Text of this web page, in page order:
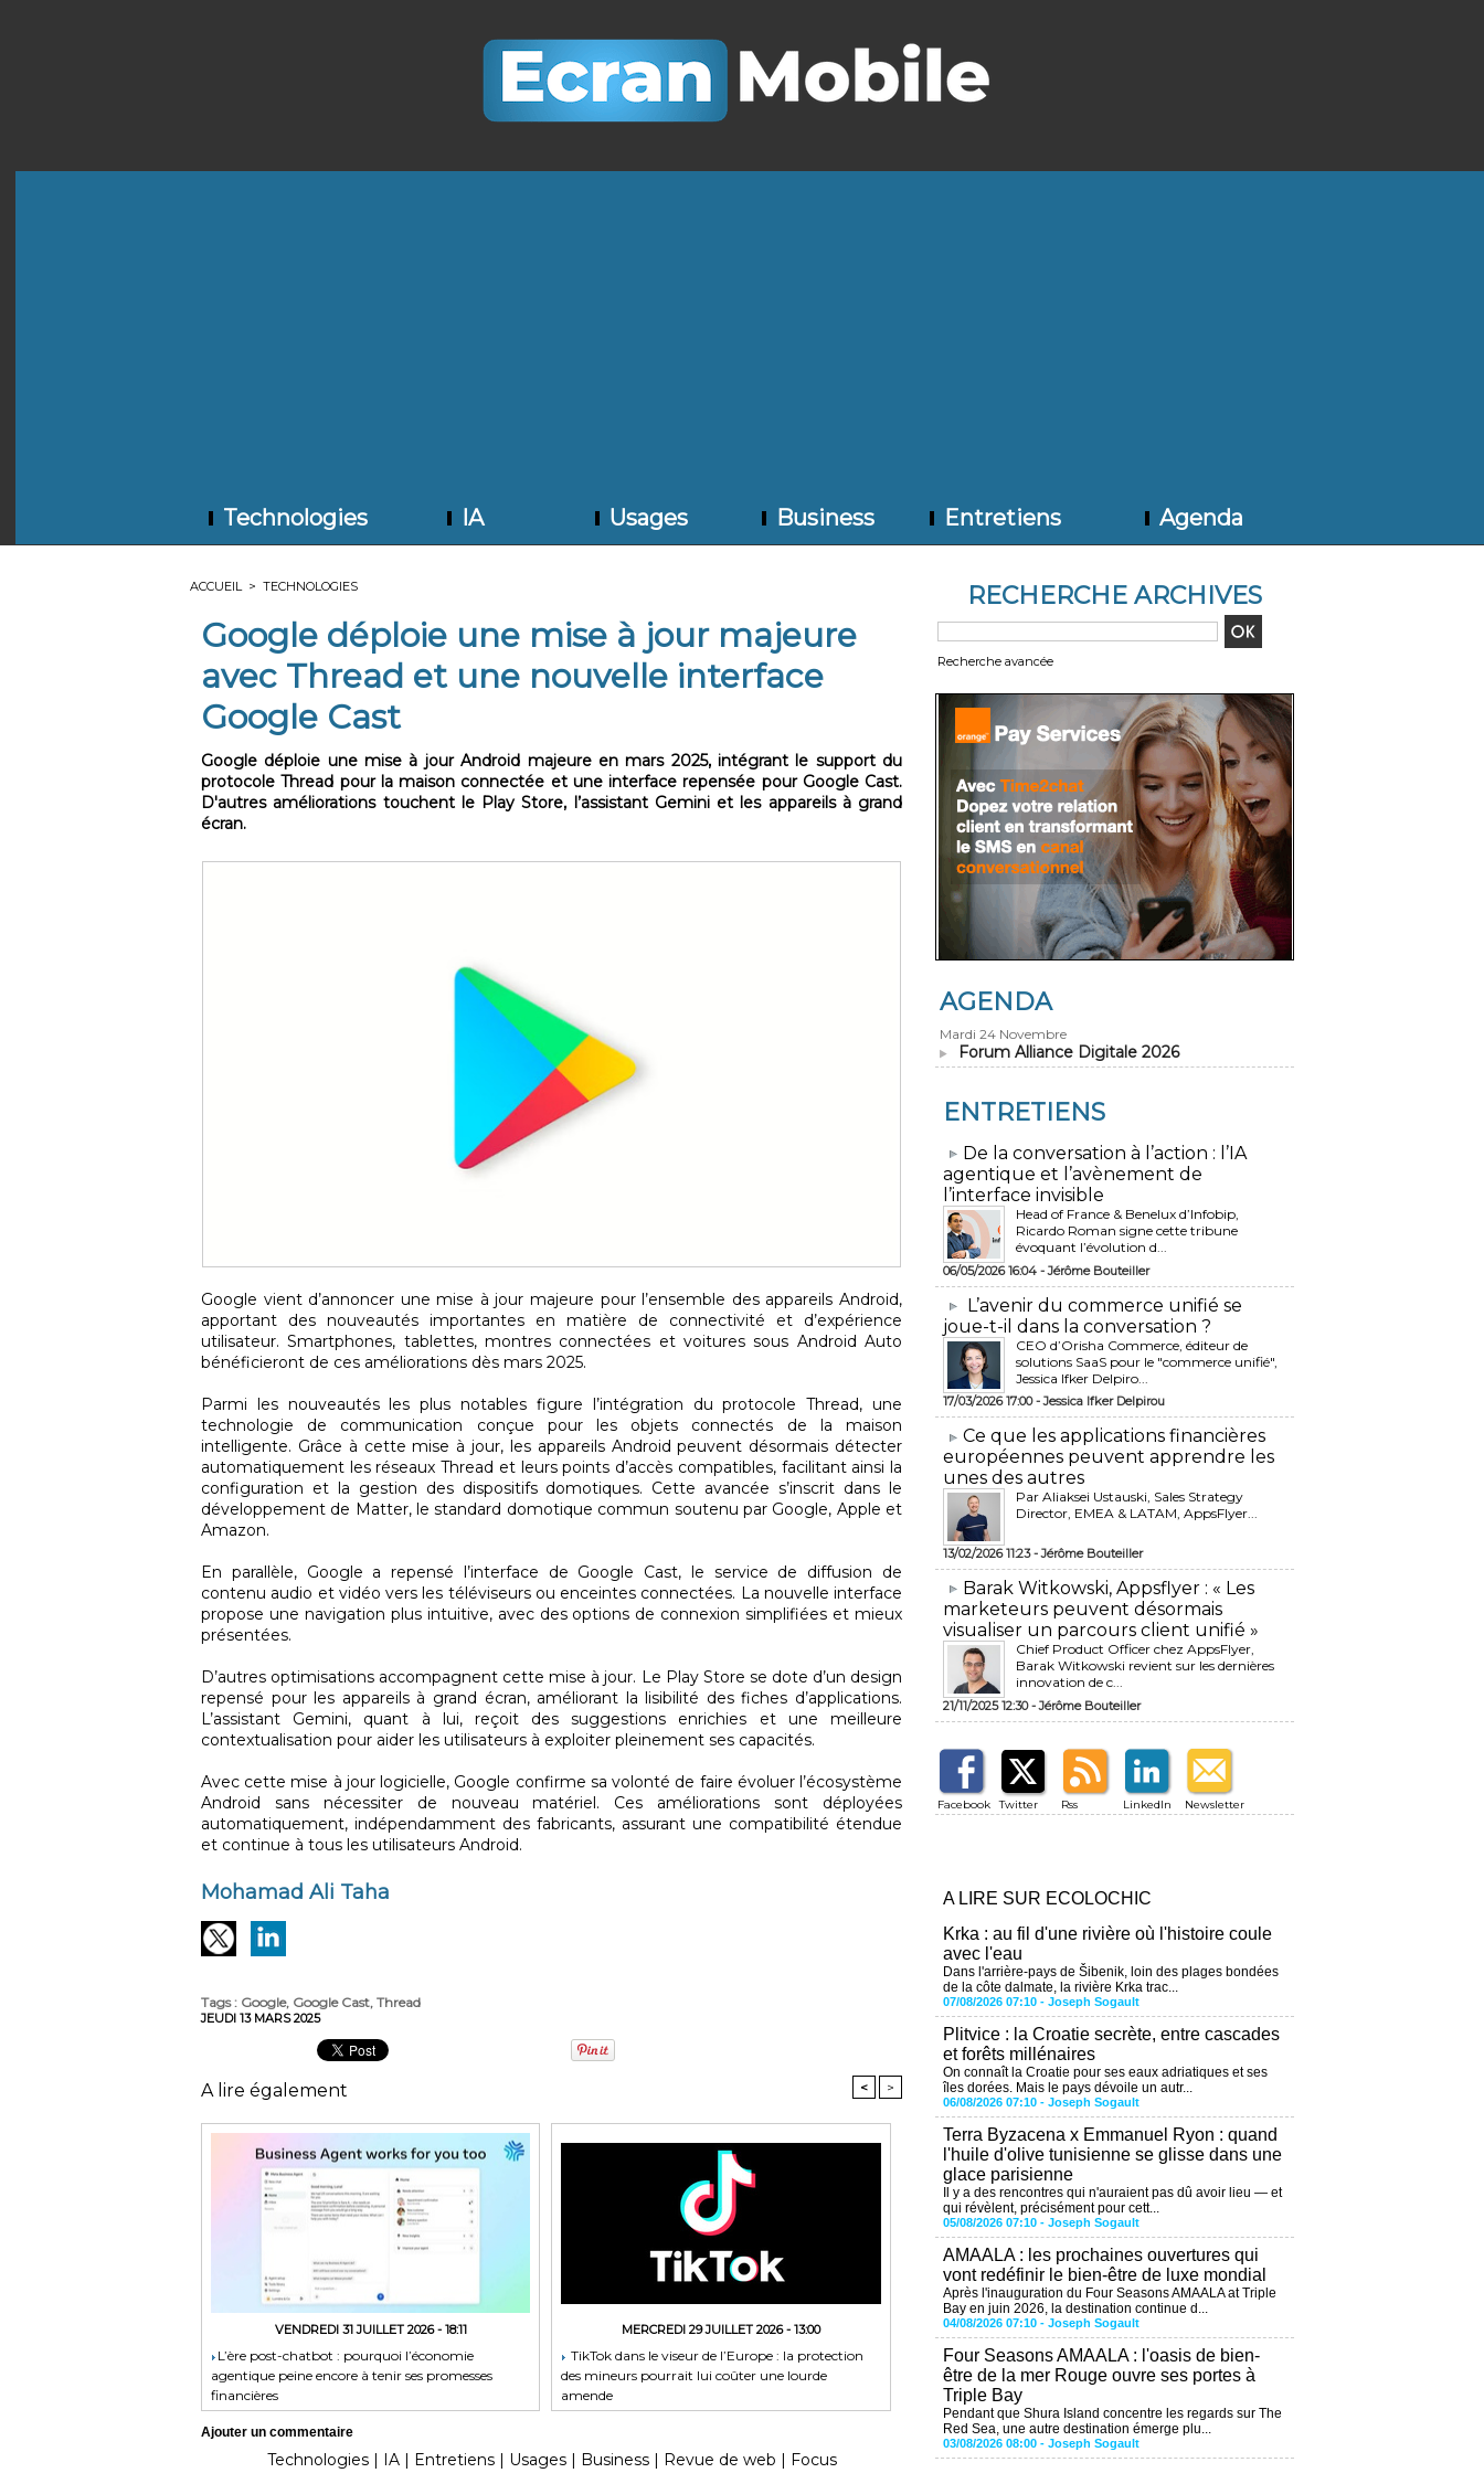
Technologies IA Usages Business Entretiens Agenda
ACCUEIL > TECHNOLOGIES
Google déploie une mise à jour majeure
avec Thread et une nouvelle interface
Google Cast
Google déploie une mise à jour Android majeure en mars 2025, intégrant le support du
protocole Thread pour la maison connectée et une interface repensée pour Google Cast.
D'autres améliorations touchent le Play Store, l’assistant Gemini et les appareils à grand
écran.
Google vient d’annoncer une mise à jour majeure pour l’ensemble des appareils Android,
apportant des nouveautés importantes en matière de connectivité et d’expérience
utilisateur. Smartphones, tablettes, montres connectées et voitures sous Android Auto
bénéficieront de ces améliorations dès mars 2025.
Parmi les nouveautés les plus notables figure l’intégration du protocole Thread, une
technologie de communication conçue pour les objets connectés de la maison
intelligente. Grâce à cette mise à jour, les appareils Android peuvent désormais détecter
automatiquement les réseaux Thread et leurs points d’accès compatibles, facilitant ainsi la
configuration et la gestion des dispositifs domotiques. Cette avancée s’inscrit dans le
développement de Matter, le standard domotique commun soutenu par Google, Apple et
Amazon.
En parallèle, Google a repensé l’interface de Google Cast, le service de diffusion de
contenu audio et vidéo vers les téléviseurs ou enceintes connectées. La nouvelle interface
propose une navigation plus intuitive, avec des options de connexion simplifiées et mieux
présentées.
D’autres optimisations accompagnent cette mise à jour. Le Play Store se dote d’un design
repensé pour les appareils à grand écran, améliorant la lisibilité des fiches d’applications.
L’assistant Gemini, quant à lui, reçoit des suggestions enrichies et une meilleure
contextualisation pour aider les utilisateurs à exploiter pleinement ses capacités.
Avec cette mise à jour logicielle, Google confirme sa volonté de faire évoluer l’écosystème
Android sans nécessiter de nouveau matériel. Ces améliorations sont déployées
automatiquement, indépendamment des fabricants, assurant une compatibilité étendue
et continue à tous les utilisateurs Android.
Mohamad Ali Taha
Tags: Google, Google Cast, Thread
JEUDI 13 MARS 2025
A lire également < >
VENDREDI 31 JUILLET 2026 - 18:11
​L’ère post-chatbot : pourquoi l’économie
agentique peine encore à tenir ses promesses
financières
MERCREDI 29 JUILLET 2026 - 13:00
TikTok dans le viseur de l’Europe : la protection
des mineurs pourrait lui coûter une lourde
amende
Ajouter un commentaire
Technologies IA Entretiens Usages Business Revue de web Focus
RECHERCHE ARCHIVES
Recherche avancée
AGENDA
Mardi 24 Novembre
Forum Alliance Digitale 2026
ENTRETIENS
​De la conversation à l’action : l’IA
agentique et l’avènement de
l’interface invisible
Head of France & Benelux d’Infobip,
Ricardo Roman signe cette tribune
évoquant l’évolution d...
06/05/2026 16:04 -Jérôme Bouteiller
L’avenir du commerce unifié se
joue-t-il dans la conversation ?
CEO d’Orisha Commerce, éditeur de
solutions SaaS pour le "commerce unifié",
Jessica Ifker Delpiro...
17/03/2026 17:00 -Jessica Ifker Delpirou
​Ce que les applications financières
européennes peuvent apprendre les
unes des autres
Par Aliaksei Ustauski, Sales Strategy
Director, EMEA & LATAM, AppsFlyer...
13/02/2026 11:23 -Jérôme Bouteiller
​Barak Witkowski, Appsflyer : « Les
marketeurs peuvent désormais
visualiser un parcours client unifié »
Chief Product Officer chez AppsFlyer, ​
Barak Witkowski revient sur les dernières
innovation de c...
21/11/2025 12:30 -Jérôme Bouteiller
Facebook Twitter Rss LinkedIn Newsletter
A LIRE SUR ECOLOCHIC
Krka : au fil d'une rivière où l'histoire coule
avec l'eau
Dans l'arrière-pays de Šibenik, loin des plages bondées
de la côte dalmate, la rivière Krka trac...
07/08/2026 07:10 - Joseph Sogault
Plitvice : la Croatie secrète, entre cascades
et forêts millénaires
On connaît la Croatie pour ses eaux adriatiques et ses
îles dorées. Mais le pays dévoile un autr...
06/08/2026 07:10 - Joseph Sogault
Terra Byzacena x Emmanuel Ryon : quand
l'huile d'olive tunisienne se glisse dans une
glace parisienne
Il y a des rencontres qui n'auraient pas dû avoir lieu — et
qui révèlent, précisément pour cett...
05/08/2026 07:10 - Joseph Sogault
AMAALA : les prochaines ouvertures qui
vont redéfinir le bien-être de luxe mondial
Après l'inauguration du Four Seasons AMAALA at Triple
Bay en juin 2026, la destination continue d...
04/08/2026 07:10 - Joseph Sogault
Four Seasons AMAALA : l'oasis de bien-
être de la mer Rouge ouvre ses portes à
Triple Bay
Pendant que Shura Island concentre les regards sur The
Red Sea, une autre destination émerge plu...
03/08/2026 08:00 - Joseph Sogault